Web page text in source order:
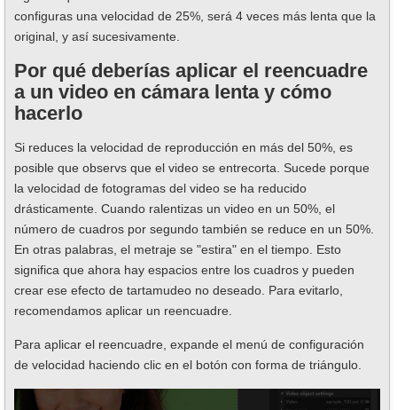
configuras una velocidad de 25%, será 4 veces más lenta que la
original, y así sucesivamente.
Por qué deberías aplicar el reencuadre
a un video en cámara lenta y cómo
hacerlo
Si reduces la velocidad de reproducción en más del 50%, es
posible que observs que el video se entrecorta. Sucede porque
la velocidad de fotogramas del video se ha reducido
drásticamente. Cuando ralentizas un video en un 50%, el
número de cuadros por segundo también se reduce en un 50%.
En otras palabras, el metraje se "estira" en el tiempo. Esto
significa que ahora hay espacios entre los cuadros y pueden
crear ese efecto de tartamudeo no deseado. Para evitarlo,
recomendamos aplicar un reencuadre.
Para aplicar el reencuadre, expande el menú de configuración
de velocidad haciendo clic en el botón con forma de triángulo.